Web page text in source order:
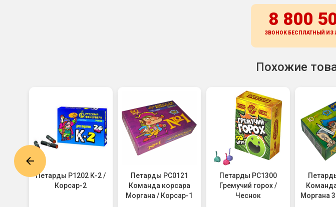
8 800
ЗВОНОК БЕСПЛАТНЫЙ ИЗ
Похожие
Петарды Р1202 К-2 /
Корсар-2
Петарды РС0121
Команда корсара
Моргана / Корсар-1
Петарды РС1300
Гремучий горох /
Чеснок
Моргана